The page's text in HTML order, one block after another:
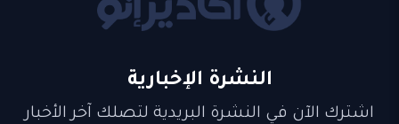
النشرة الإخبارية
اشترك الآن في النشرة البريدية لتصلك آخر الأخبار